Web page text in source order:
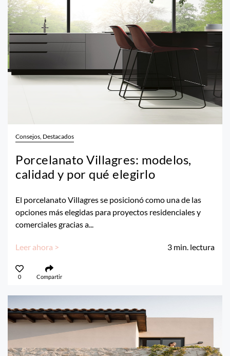
Consejos, Destacados
Porcelanato Villagres: modelos,
calidad y por qué elegirlo
El porcelanato Villagres se posicionó como una de las
opciones más elegidas para proyectos residenciales y
comerciales gracias a...
Leer ahora > 3 min. lectura
0 Compartir